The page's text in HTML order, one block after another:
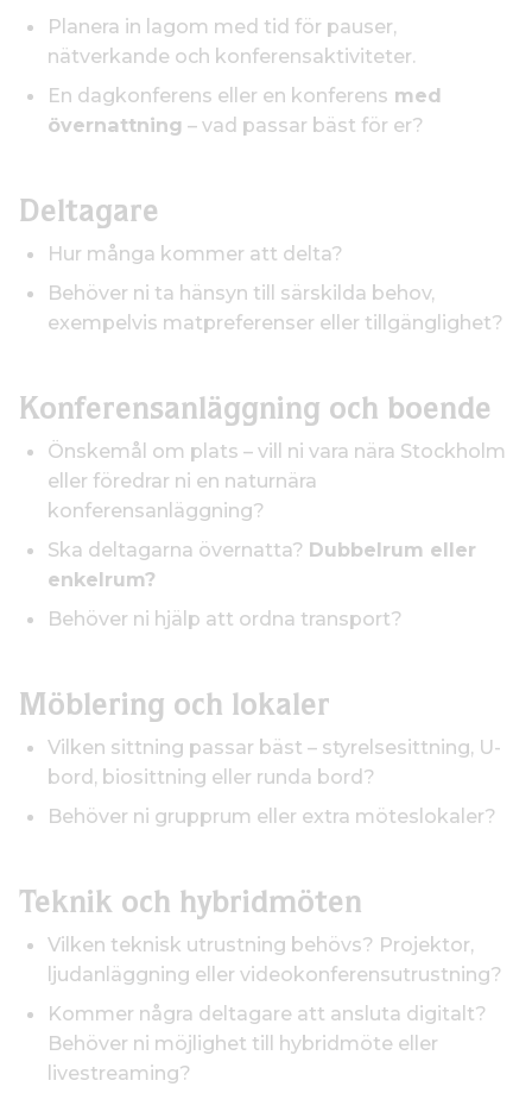
Planera in lagom med tid för pauser,
nätverkande och konferensaktiviteter.
En dagkonferens eller en konferens med
övernattning – vad passar bäst för er?
Deltagare
Hur många kommer att delta?
Behöver ni ta hänsyn till särskilda behov,
exempelvis matpreferenser eller tillgänglighet?
Konferensanläggning och boende
Önskemål om plats – vill ni vara nära Stockholm
eller föredrar ni en naturnära
konferensanläggning?
Ska deltagarna övernatta? Dubbelrum eller
enkelrum?
Behöver ni hjälp att ordna transport?
Möblering och lokaler
Vilken sittning passar bäst – styrelsesittning, U-
bord, biosittning eller runda bord?
Behöver ni grupprum eller extra möteslokaler?
Teknik och hybridmöten
Vilken teknisk utrustning behövs? Projektor,
ljudanläggning eller videokonferensutrustning?
Kommer några deltagare att ansluta digitalt?
Behöver ni möjlighet till hybridmöte eller
livestreaming?